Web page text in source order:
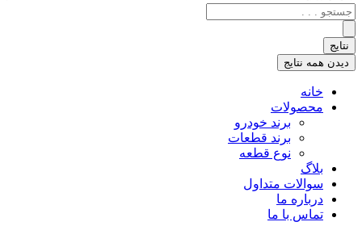
جستجو
.
.
.
نتایج
دیدن همه نتایج
خانه
محصولات
برند خودرو
برند قطعات
نوع قطعه
بلاگ
سوالات متداول
درباره ما
تماس با ما